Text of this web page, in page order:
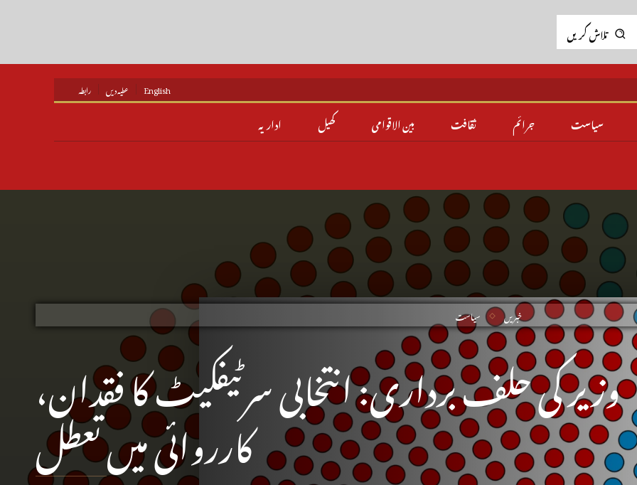
تلاش کریں
English عطیہ دیں رابطہ
سیاست جرائم ثقافت بین الاقوامی کھیل اداریہ
خبریں سیاست
وزیر کی حلف برداری: انتخابی سرٹیفکیٹ کا فقدان،
کارروائی میں تعطل